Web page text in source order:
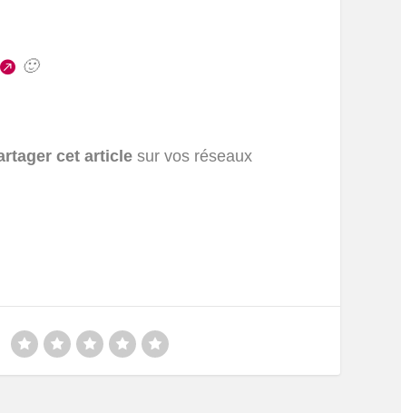
🙂
cet articlesur vos réseaux